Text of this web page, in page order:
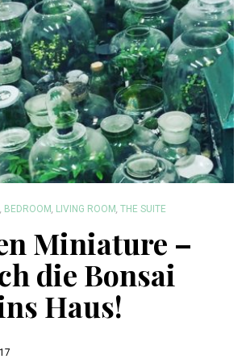
BEDROOM LIVING ROOM THE SUITE
Miniature –
die Bonsai
Haus!